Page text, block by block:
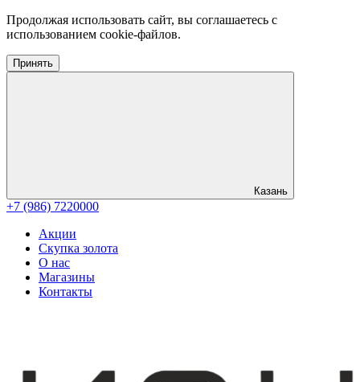
Продолжая использовать сайт, вы соглашаетесь с
использованием cookie-файлов.
Принять
Казань
+7 (986) 7220000
Акции
Скупка золота
О нас
Магазины
Контакты